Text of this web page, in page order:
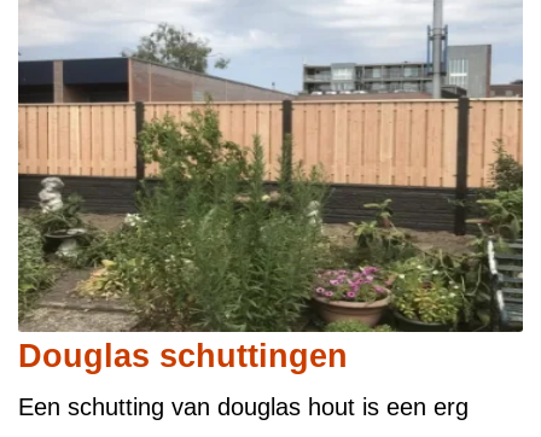
Douglas schuttingen
Een schutting van douglas hout is een erg